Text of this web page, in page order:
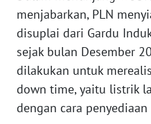
menjabarkan, PLN
disuplai dari Gardu
sejak bulan Desember
dilakukan untuk
down time, yaitu listrik
dengan cara
BARAT
WN
RIAU
SERAMBI